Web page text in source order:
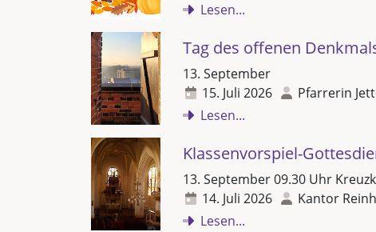
Lesen...
Tag des offenen
13. September
15. Juli 2026
Pfarrerin
Lesen...
Klassenvorspiel-
13. September 09.30 Uhr
14. Juli 2026
Kantor
Lesen...